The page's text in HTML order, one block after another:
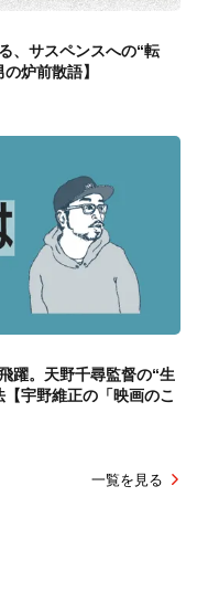
、サスペンスへの“転
炉前散語】
躍。天野千尋監督の“生
宇野維正の「映画のこ
一覧を見る